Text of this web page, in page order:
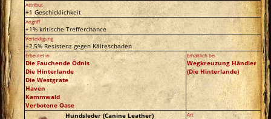
Attribut
+1 Geschicklichkeit
Angriff
+1% kritische Trefferchance
Verteidigung
+2,5% Resistenz gegen Kälteschaden
Erbeutet in
Die Fauchende Ödnis
Die Hinterlande
Die Westgrate
Haven
Kammwald
Verbotene Oase
Erhältlich bei
Wegkreuzung Händler
(Die Hinterlande)
Hundsleder (Canine Leather) Art